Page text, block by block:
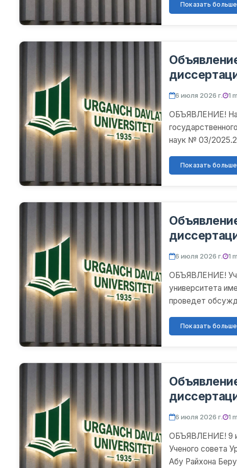
Показать
6 июля 2026 г. 1
ОБЪЯВЛЕНИЕ! На
наук № 03/
Показать
6 июля 2026 г. 1
ОБЪЯВЛЕНИЕ!
университета
проведет
Показать
6 июля 2026 г. 1
ОБЪЯВЛЕНИЕ! 9
Ученого совета
Абу Райхона